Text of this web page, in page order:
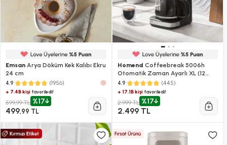
Emsan Arya Döküm Kek Kalıbı Ekru
24 cm
4.9 (1956)
+ 7.4B kişi favoriledi!
599,99 TL %17
499,99 TL
Homend Coffeebreak 5006h
Otomatik Zaman Ayarlı XL (12
Fincan) Filtre Kahve Makinesi
4.9 (445)
+ 17.1B kişifavoriledi!
2.999 TL %17
2.499 TL